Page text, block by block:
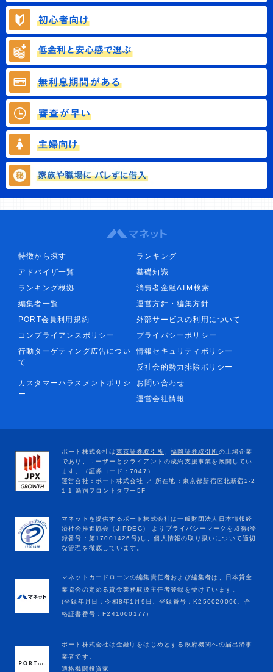
特徴から探す
ランキング
アドバイザ一覧
基礎知識
ランキング根拠
消費者金融ATM検索
編集者一覧
運営方針・編集方針
PORT会員利用規約
外部サービスの利用について
コンプライアンスポリシー
プライバシーポリシー
行動ターゲティング広告につい
て
情報セキュリティポリシー
反社会的勢力排除ポリシー
カスタマーハラスメントポリシ
ー
お問い合わせ
運営会社情報
マネットカードローンの編集責任者および編集者は、日本貸金
業協会の定める貸金業務取扱主任者登録を受けています。
(登録年月日：令和8年1月9日、登録番号：K250020096、合
格証書番号：F241000177)
ポート株式会社は金融庁をはじめとする政府機関への届出済事
業者です。
適格機関投資家